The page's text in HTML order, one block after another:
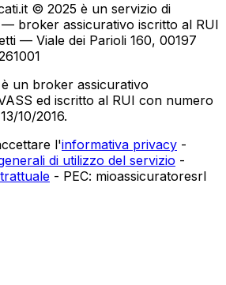
© 2025 è un servizio di
— broker assicurativo iscritto al RUI
— Viale dei Parioli 160, 00197
un broker assicurativo
ed iscritto al RUI con numero
10/2016.
l'informativa privacy -
di utilizzo del servizio -
- PEC: mioassicuratoresrl